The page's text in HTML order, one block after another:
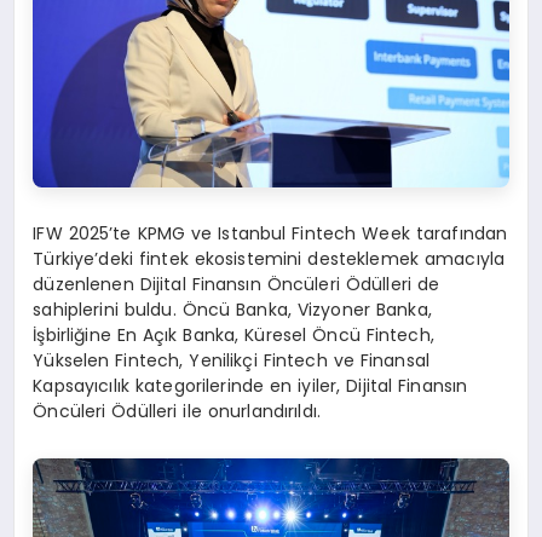
IFW 2025’te KPMG ve Istanbul Fintech Week tarafından
Türkiye’deki fintek ekosistemini desteklemek amacıyla
düzenlenen Dijital Finansın Öncüleri Ödülleri de
sahiplerini buldu. Öncü Banka, Vizyoner Banka,
İşbirliğine En Açık Banka, Küresel Öncü Fintech,
Yükselen Fintech, Yenilikçi Fintech ve Finansal
Kapsayıcılık kategorilerinde en iyiler, Dijital Finansın
Öncüleri Ödülleri ile onurlandırıldı.